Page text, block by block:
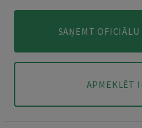
SAŅEMT
APMEKLĒT